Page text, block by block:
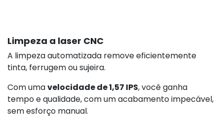
Limpeza a laser CNC
A limpeza automatizada remove eficientemente
tinta, ferrugem ou sujeira.
Com umavelocidade de 1,57 IPS, você ganha
tempo e qualidade, com um acabamento impecável,
sem esforço manual.